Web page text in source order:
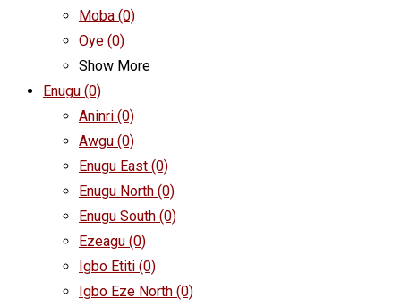
Moba (0)
Oye (0)
Show More
Enugu (0)
Aninri (0)
Awgu (0)
Enugu East (0)
Enugu North (0)
Enugu South (0)
Ezeagu (0)
Igbo Etiti (0)
Igbo Eze North (0)